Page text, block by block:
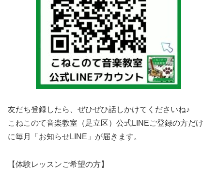
友だち登録したら、ぜひぜひ話しかけてくださいね♪
こねこのて音楽教室（足立区）公式LINEご登録の方だけ
に毎月「お知らせLINE」が届きます。
【体験レッスンご希望の方】